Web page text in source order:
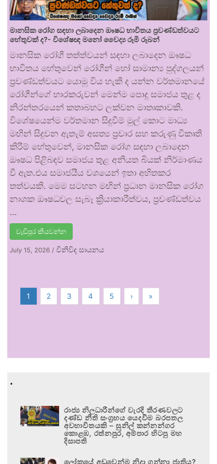
මානසික රෝග සඳහා ලබාදෙන ඖෂධ භාවිතය ප්‍රචණ්ඩත්වයට
හේතුවක් ද?- විශේෂඥ මනෝ වෛද්‍ය රූමි රූබන්
මානසික රෝගී තත්ත්වයන් සඳහා ලබාදෙන ඖෂධ
භාවිතය හේතුවෙන් රෝගීන් හෝ සාමාන්‍ය පුද්ගලයන්
ප්‍රචණ්ඩත්වයට යොමු විය හැකි ද යන්න වර්තමානයේ
රෝගීන්ගේ භාරකරුවන් මෙන්ම පොදු සමාජය තුළ ද
නිරන්තරයෙන් කතාබහට ලක්වන මාතෘකාවකි.
විශේෂයෙන්ම වර්තමාන සිදුවීම් මුල් කොට මාධ්‍ය
මඟින් සිදුවන ඇතැම් අසත්‍ය ප්‍රචාර සහ කරුණු විකෘති
කිරීම් හේතුවෙන්, මානසික රෝග සඳහා ලබාදෙන
ඖෂධ පිළිබඳව සමාජය තුළ අනියත බියක් නිර්මාණය
වී ඇත.එය සමාජයීය වශයෙන් ඉතා අහිතකර
තත්වයකි. මෙම සටහන මඟින් ප්‍රධාන මානසික රෝග
නාශක ඖෂධවල සැබෑ ක්‍රියාකාරීත්වය, ප්‍රචණ්ඩත්වය
…
වැඩිපුර කියවන්න
July 15, 2026 / විනිවිද සායනය
1 2 3 4 5 › »
.
රාජ්‍ය නිලධාරීන්ගේ වැරදි තීරණවලට
දණ්ඩ නීති සංග්‍රහය යෙදවීම බරපතල
අවභාවිතයකි – සුනිල් කන්නන්ගර
කොළඹ, රත්නපුර, අම්පාර හිටපු මහ
දිසාපති
ලෝකයේ අඩුවෙන්ම නිදා ගන්නා ජාතිය?